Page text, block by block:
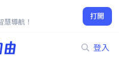
慧導航！
打開
登入